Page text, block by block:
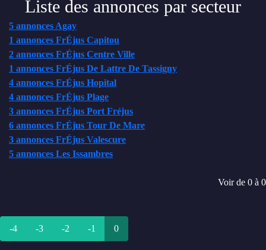
Liste des annonces par secteur
5 annonces Agay
1 annonces FrÉjus Capitou
2 annonces FrÉjus Centre Ville
1 annonces FrÉjus De Lattre De Tassigny
4 annonces FrÉjus Hopital
4 annonces FrÉjus Plage
3 annonces FrÉjus Port Fréjus
6 annonces FrÉjus Tour De Mare
3 annonces FrÉjus Valescure
5 annonces Les Issambres
Voir de 0 à 0
-4 -3 -2 -1 0